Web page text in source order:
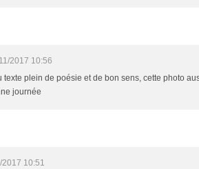
2017 10:56
texte plein de poésie et de bon sens, cette photo
journée
2017 10:51